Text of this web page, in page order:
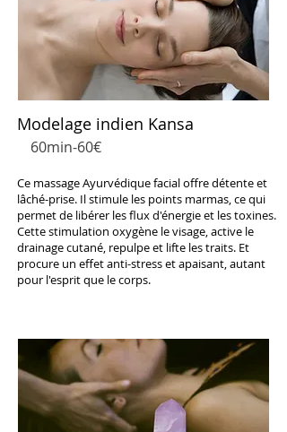
Modelage indien Kansa
60min-60€
Ce massage Ayurvédique facial offre détente et
lâché-prise. Il stimule les points marmas, ce qui
permet de libérer les flux d'énergie et les toxines.
Cette stimulation oxygène le visage, active le
drainage cutané, repulpe et lifte les traits. Et
procure un effet anti-stress et apaisant, autant
pour l'esprit que le corps.